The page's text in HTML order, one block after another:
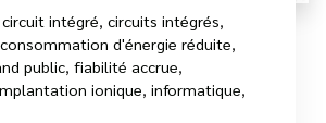
circuit intégré circuits intégrés
consommation d'énergie réduite
public fiabilité accrue
ionique informatique